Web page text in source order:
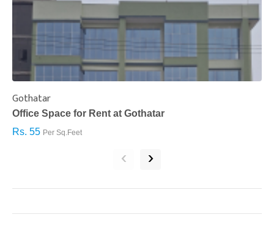
Gothatar
Office Space for Rent at Gothatar
Rs. 55 Per Sq.Feet
‹ ›